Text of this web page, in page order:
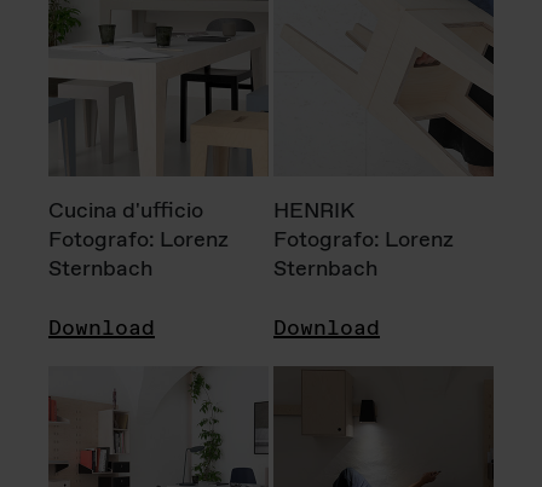
Cucina d'ufficio
Fotografo: Lorenz
Sternbach
Download
HENRIK
Fotografo: Lorenz
Sternbach
Download